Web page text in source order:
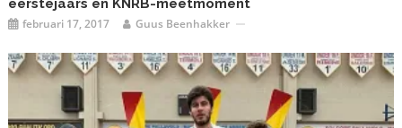
eerstejaars en KNRB-meetmoment
februari 17, 2017 Guus Beenhakker